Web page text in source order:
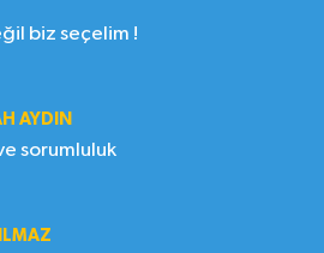
biz seçelim !
AYDIN
Gençlik ve sorumluluk